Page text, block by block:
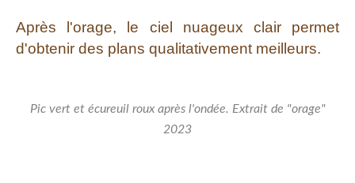
Après l'orage, le ciel nuageux clair permet
d'obtenir des plans qualitativement meilleurs.
Pic vert et écureuil roux après l'ondée. Extrait de "orage"
2023